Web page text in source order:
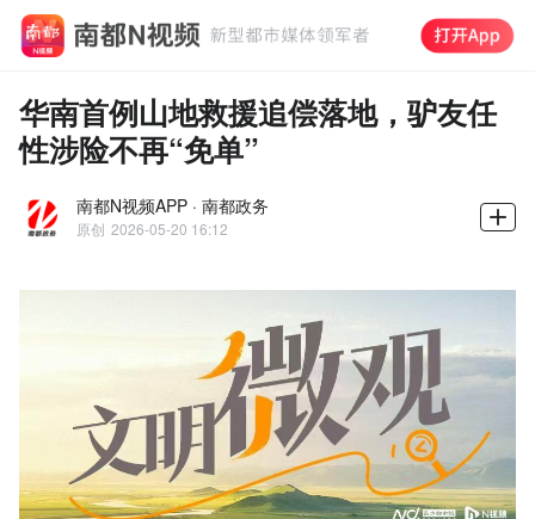
华南首例山地救援追偿落地，驴友任
性涉险不再“免单”
南都N视频APP · 南都政务
原创 2026-05-20 16:12